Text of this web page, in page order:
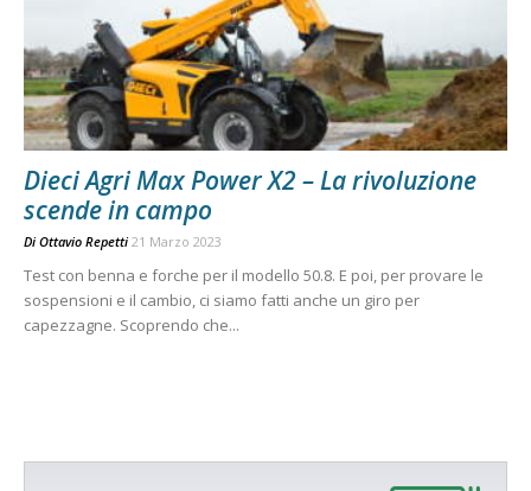
Dieci Agri Max Power X2 – La rivoluzione
scende in campo
Di Ottavio Repetti 21 Marzo 2023
Test con benna e forche per il modello 50.8. E poi, per provare le
sospensioni e il cambio, ci siamo fatti anche un giro per
capezzagne. Scoprendo che...